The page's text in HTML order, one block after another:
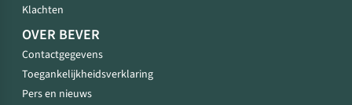
Klachten
OVER BEVER
Contactgegevens
Toegankelijkheidsverklaring
Pers en nieuws